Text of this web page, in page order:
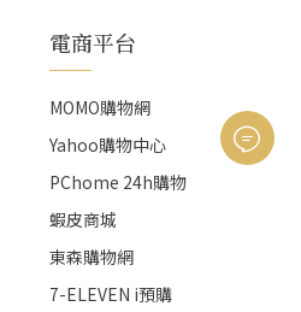
電商平台
MOMO購物網
Yahoo購物中心
PChome 24h購物
蝦皮商城
東森購物網
7-ELEVEN i預購